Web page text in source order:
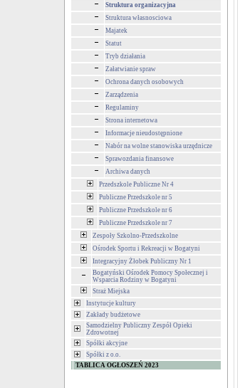
Struktura organizacyjna
Struktura własnosciowa
Majatek
Statut
Tryb działania
Załatwianie spraw
Ochrona danych osobowych
Zarządzenia
Regulaminy
Strona internetowa
Informacje nieudostępnione
Nabór na wolne stanowiska urzędnicze
Sprawozdania finansowe
Archiwa danych
Przedszkole Publiczne Nr 4
Publiczne Przedszkole nr 5
Publiczne Przedszkole nr 6
Publiczne Przedszkole nr 7
Zespoły Szkolno-Przedszkolne
Ośrodek Sportu i Rekreacji w Bogatyni
Integracyjny Żłobek Publiczny Nr 1
Bogatyński Ośrodek Pomocy Społecznej i
Wsparcia Rodziny w Bogatyni
Straż Miejska
Instytucje kultury
Zakłady budżetowe
Samodzielny Publiczny Zespół Opieki
Zdrowotnej
Spółki akcyjne
Spółki z o.o.
TABLICA OGŁOSZEŃ 2023